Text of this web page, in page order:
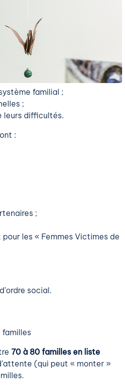
familial ;
;
leurs difficultés.
:
;
les « Femmes Victimes de
social.
familles
70 à 80 familles en liste
(qui peut « monter »